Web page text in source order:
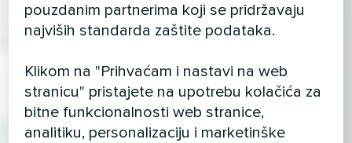
pouzdanim partnerima koji se pridržavaju
najviših standarda zaštite podataka.
Klikom na "Prihvaćam i nastavi na web
stranicu" pristajete na upotrebu kolačića za
bitne funkcionalnosti web stranice,
analitiku, personalizaciju i marketinške